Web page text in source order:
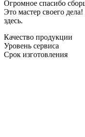
Огромное спасибо
Это мастер своего
здесь.
Качество продукции
Уровень сервиса
Срок изготовления